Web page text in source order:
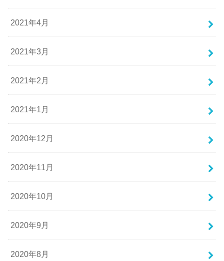
2021年4月
2021年3月
2021年2月
2021年1月
2020年12月
2020年11月
2020年10月
2020年9月
2020年8月